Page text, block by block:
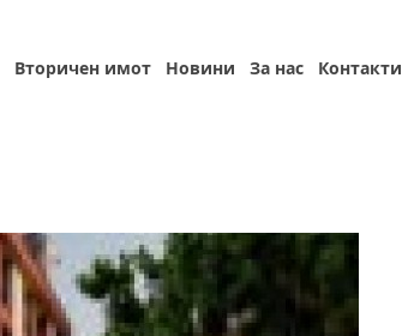
Вторичен имот Новини За нас Контакти